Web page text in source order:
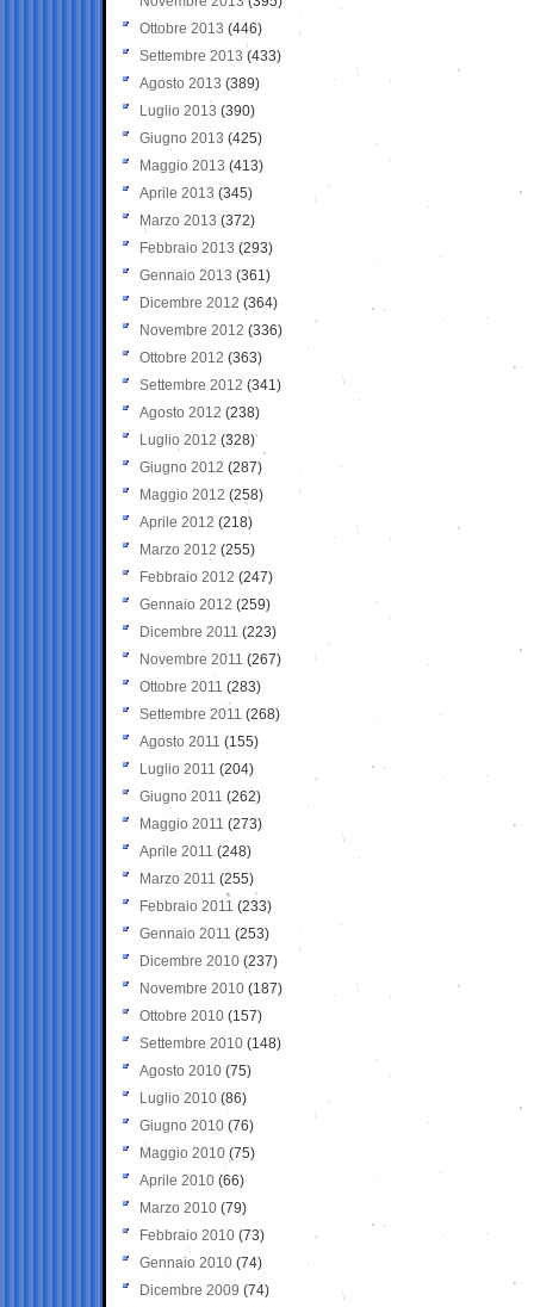
Ottobre 2013 (446)
Settembre 2013 (433)
Agosto 2013 (389)
Luglio 2013 (390)
Giugno 2013 (425)
Maggio 2013 (413)
Aprile 2013 (345)
Marzo 2013 (372)
Febbraio 2013 (293)
Gennaio 2013 (361)
Dicembre 2012 (364)
Novembre 2012 (336)
Ottobre 2012 (363)
Settembre 2012 (341)
Agosto 2012 (238)
Luglio 2012 (328)
Giugno 2012 (287)
Maggio 2012 (258)
Aprile 2012 (218)
Marzo 2012 (255)
Febbraio 2012 (247)
Gennaio 2012 (259)
Dicembre 2011 (223)
Novembre 2011 (267)
Ottobre 2011 (283)
Settembre 2011 (268)
Agosto 2011 (155)
Luglio 2011 (204)
Giugno 2011 (262)
Maggio 2011 (273)
Aprile 2011 (248)
Marzo 2011 (255)
Febbraio 2011 (233)
Gennaio 2011 (253)
Dicembre 2010 (237)
Novembre 2010 (187)
Ottobre 2010 (157)
Settembre 2010 (148)
Agosto 2010 (75)
Luglio 2010 (86)
Giugno 2010 (76)
Maggio 2010 (75)
Aprile 2010 (66)
Marzo 2010 (79)
Febbraio 2010 (73)
Gennaio 2010 (74)
Dicembre 2009 (74)